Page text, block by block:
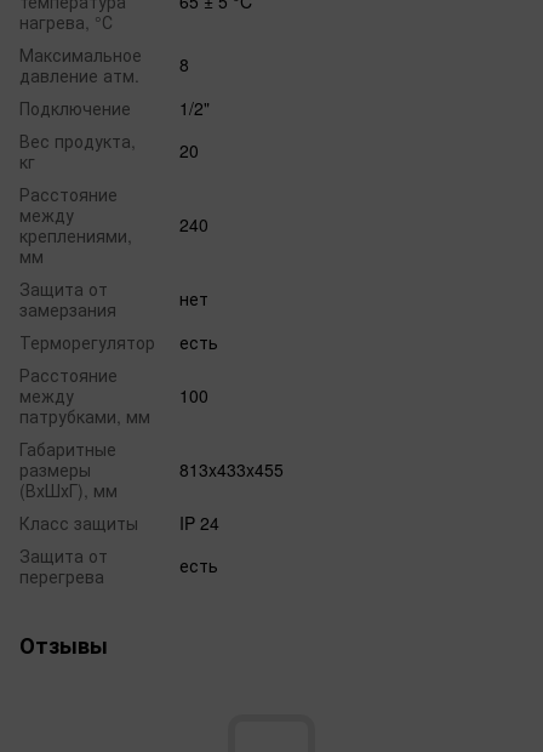
нагрева, °С
Максимальное
давление атм.
8
Подключение
1/2"
Вес продукта,
кг
20
Расстояние
между
креплениями,
мм
240
Защита от
замерзания
нет
Терморегулятор
есть
Расстояние
между
патрубками, мм
100
Габаритные
размеры
(ВхШхГ), мм
813x433x455
Класс защиты
IP 24
Защита от
перегрева
есть
Отзывы